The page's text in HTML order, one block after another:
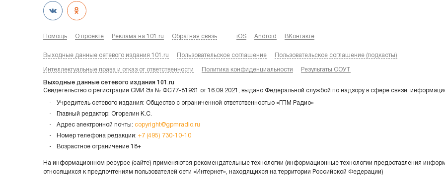
Помощь О проекте Реклама на 101.ru Обратная связь iOS Android ВКонтакте
Выходные данные сетевого издания 101.ru Пользовательское соглашение Пользовательское соглашение (подкасты)
Интеллектуальные права и отказ от ответственности Политика конфиденциальности Результаты СОУТ
Выходные данные сетевого издания 101.ru
Свидетельство о регистрации СМИ Эл № ФС77-81931 от 16.09.2021, выдано Федеральной службой по надзору в сфере связи,
Учредитель сетевого издания: Общество с ограниченной ответственностью «ГПМ Радио»
Главный редактор: Огорелин К.С.
Адрес электронной почты: copyright@gpmradio.ru
Номер телефона редакции: +7 (495) 730-10-10
Возрастное ограничение 18+
На информационном ресурсе (сайте) применяются рекомендательные технологии (информационные технологии предоставления
относящихся к предпочтениям пользователей сети «Интернет», находящихся на территории Российской Федерации)